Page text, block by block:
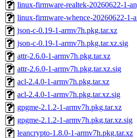
linux-firmware-realtek-20260622-1-
linux-firmware-whence-20260622-1-
json-c-0.19-1-armv7h.pkg.tar.xz
json-c-0.19-1-armv7h.pkg.tar.xz.sig
attr-2.6.0-1-armv7h.pkg.tar.xz
attr-2.6.0-1-armv7h.pkg.tar.xz.sig
acl-2.4.0-1-armv7h.pkg.tar.xz
acl-2.4.0-1-armv7h.pkg.tar.xz.sig
gpgme-2.1.2-1-armv7h.pkg.tar.xz
gpgme-2.1.2-1-armv7h.pkg.tar.xz.sig
leancrypto-1.8.0-1-armv7h.pkg.tar.xz